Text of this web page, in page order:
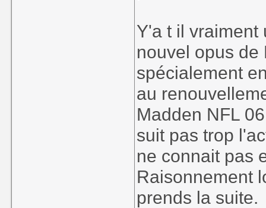
Y'a t il vraiment
nouvel opus de
spécialement
au
Madden NFL
suit pas trop
ne connait pas
Raisonnement
prends la suite.